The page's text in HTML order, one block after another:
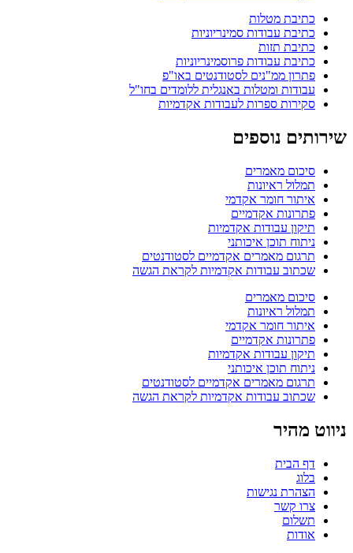
כתיבת מטלות
כתיבת עבודות סמינריוניות
כתיבת תזות
כתיבת עבודות פרוסמינריוניות
פתרון ממ"נים לסטודנטים באו"פ
עבודות ומטלות באנגלית ללומדים בחו"ל
סקירות ספרות לעבודות אקדמיות
שירותים נוספים
סיכום מאמרים
תמלול ראיונות
איתור חומר אקדמי
פתרונות אקדמיים
תיקון עבודות אקדמיות
ניתוח תוכן איכותני
תרגום מאמרים אקדמיים לסטודנטים
שכתוב עבודות אקדמיות לקראת הגשה
סיכום מאמרים
תמלול ראיונות
איתור חומר אקדמי
פתרונות אקדמיים
תיקון עבודות אקדמיות
ניתוח תוכן איכותני
תרגום מאמרים אקדמיים לסטודנטים
שכתוב עבודות אקדמיות לקראת הגשה
ניווט מהיר
דף הבית
בלוג
הצהרת נגישות
צרו קשר
תשלום
אודות